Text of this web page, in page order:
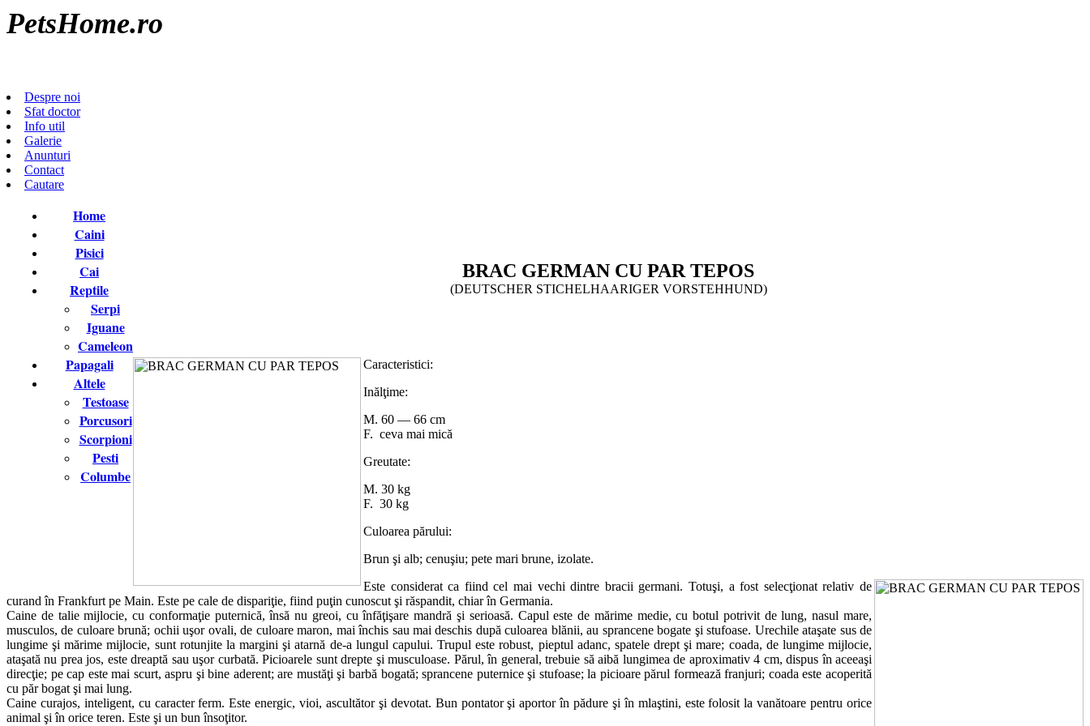
PetsHome.ro
Despre noi
Sfat doctor
Info util
Galerie
Anunturi
Contact
Cautare
Home
Caini
Pisici
Cai
Reptile
Serpi
Iguane
Cameleon
Papagali
Altele
Testoase
Porcusori
Scorpioni
Pesti
Columbe
BRAC GERMAN CU PAR TEPOS
(DEUTSCHER STICHELHAARIGER VORSTEHHUND)
Caracteristici:
Inălţime:
M. 60 — 66 cm
F. ceva mai mică
Greutate:
M. 30 kg
F. 30 kg
Culoarea părului:
Brun şi alb; cenuşiu; pete mari brune, izolate.
Este considerat ca fiind cel mai vechi dintre bracii germani. Totuşi, a fost selecţionat relativ de
curand în Frankfurt pe Main. Este pe cale de dispariţie, fiind puţin cunoscut şi răspandit, chiar în Germania.
Caine de talie mijlocie, cu conformaţie puternică, însă nu greoi, cu înfăţişare mandră şi serioasă. Capul este de mărime medie, cu botul potrivit de lung, nasul mare,
musculos, de culoare brună; ochii uşor ovali, de culoare maron, mai închis sau mai deschis după culoarea blănii, au sprancene bogate şi stufoase. Urechile ataşate sus de
lungime şi mărime mijlocie, sunt rotunjite la margini şi atarnă de-a lungul capului. Trupul este robust, pieptul adanc, spatele drept şi mare; coada, de lungime mijlocie,
ataşată nu prea jos, este dreaptă sau uşor curbată. Picioarele sunt drepte şi musculoase. Părul, în general, trebuie să aibă lungimea de aproximativ 4 cm, dispus în aceeaşi
direcţie; pe cap este mai scurt, aspru şi bine aderent; are mustăţi şi barbă bogată; sprancene puternice şi stufoase; la picioare părul formează franjuri; coada este acoperită
cu păr bogat şi mai lung.
Caine curajos, inteligent, cu caracter ferm. Este energic, vioi, ascultător şi devotat. Bun pontator şi aportor în pădure şi în mlaştini, este folosit la vanătoare pentru orice
animal şi în orice teren. Este şi un bun însoţitor.